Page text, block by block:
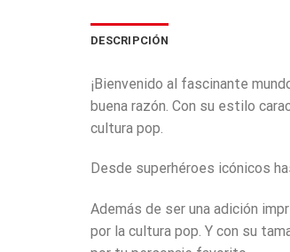
DESCRIPCIÓN
¡Bienvenido al fascinante
buena razón. Con su estilo
cultura pop.
Desde superhéroes icónicos
Además de ser una adición
por la cultura pop. Y con su